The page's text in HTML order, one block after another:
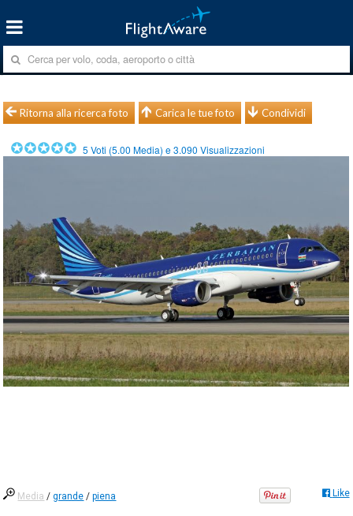
Ritorna alla ricerca foto Carica le tue foto Condividi
5 Voti (5.00 Media) e3.090 Visualizzazioni
Media /grande /piena Like